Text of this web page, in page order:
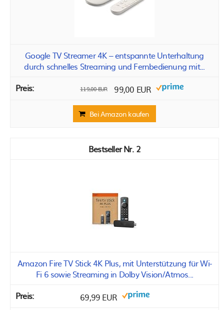
Google TV Streamer 4K – entspannte Unterhaltung
durch schnelles Streaming und Fernbedienung mit...
119,00 EUR 99,00 EUR
Bei Amazon kaufen
2
Amazon Fire TV Stick 4K Plus, mit Unterstützung für Wi-
Fi 6 sowie Streaming in Dolby Vision/Atmos...
69,99 EUR